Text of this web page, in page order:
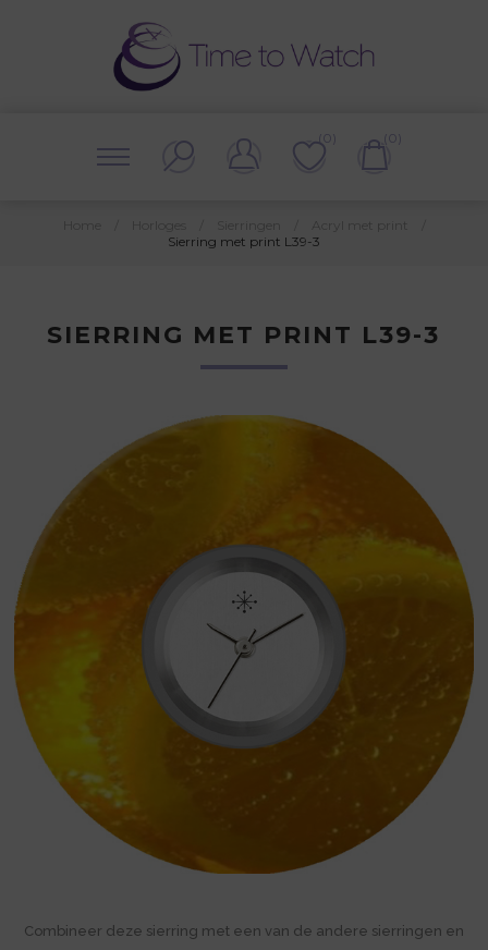
(0) (0)
Sierring met print L39-3
SIERRING MET PRINT L39-3
Combineer deze sierring met een van de andere sierringen en